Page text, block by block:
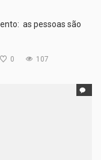
as pessoas são
0 107